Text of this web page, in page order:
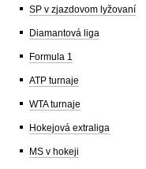
SP v zjazdovom lyžovaní
Diamantová liga
Formula 1
ATP turnaje
WTA turnaje
Hokejová extraliga
MS v hokeji